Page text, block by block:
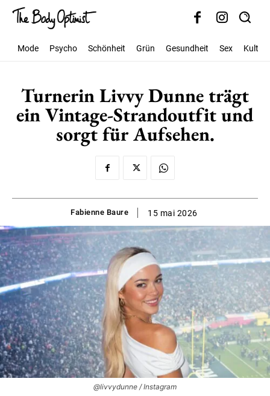
Mode Psycho Schönheit Grün Gesundheit Sex Kultur
Turnerin Livvy Dunne trägt
ein Vintage-Strandoutfit und
sorgt für Aufsehen.
Fabienne Baure 15 mai 2026
@livvydunne / Instagram